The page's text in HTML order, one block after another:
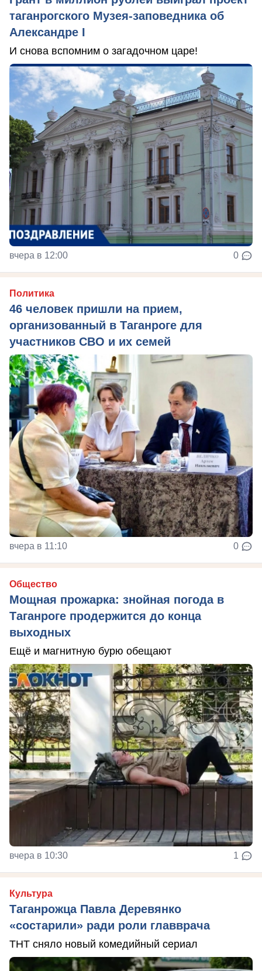
таганрогского Музея-заповедника об
Александре I
И снова вспомним о загадочном царе!
вчера в 12:00 0
Политика
46 человек пришли на прием,
организованный в Таганроге для
участников СВО и их семей
вчера в 11:10 0
Общество
Мощная прожарка: знойная погода в
Таганроге продержится до конца
выходных
Ещё и магнитную бурю обещают
вчера в 10:30 1
Культура
Таганрожца Павла Деревянко
«состарили» ради роли главврача
ТНТ сняло новый комедийный сериал